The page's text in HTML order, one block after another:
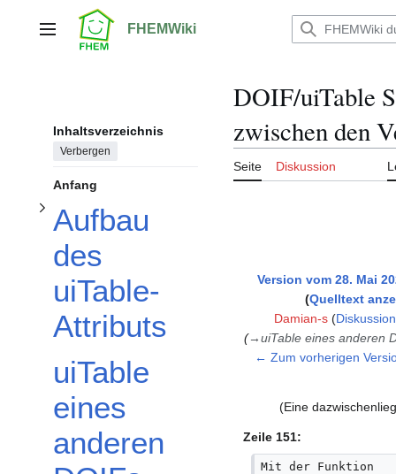
springenHauptmenü FHEMWiki
Inhaltsverzeichnis
Verbergen
Anfang
Aufbau
des
uiTable-
Attributs
Unterabschnitt Aufbau des uiTable-Attributs umschalten
uiTable
eines
anderen
Unterabschnitt Vordefinierte uiTable-Funktionen umschalten
DOIF/uiTable
zwischen den
Seite Diskussion
Version vom 28. Mai
Quelltext
Damian-s (Diskussion
→uiTable eines anderen
← Zum vorherigen
(Eine
Zeile 151:
Mit der Funktion